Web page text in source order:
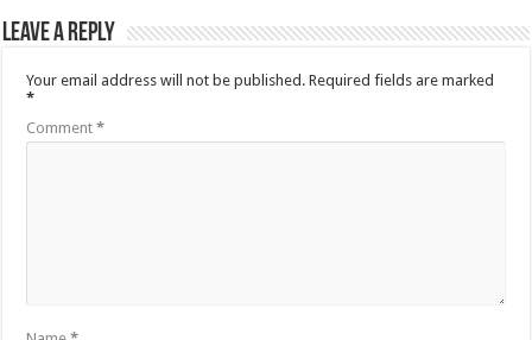
Leave a Reply
Your email address will not be published. Required fields are marked
*
Comment*